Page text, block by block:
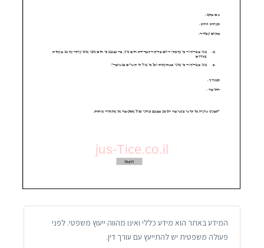
המידע באתר הוא מידע כללי ואינו מהווה ייעוץ משפטי. לפני
פעולה משפטית יש להתייעץ עם עורך דין.